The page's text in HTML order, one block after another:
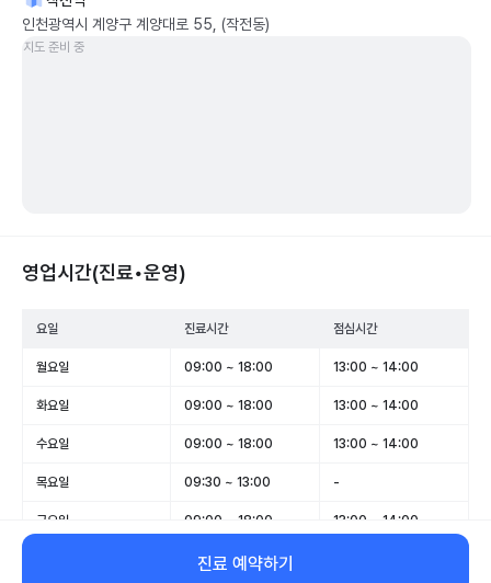
인천광역시 계양구 계양대로 55, (작전동)
지도 준비 중
영업시간(진료•운영)
요일 진료시간 점심시간
월요일 09:00 ~ 18:00 13:00 ~ 14:00
화요일 09:00 ~ 18:00 13:00 ~ 14:00
수요일 09:00 ~ 18:00 13:00 ~ 14:00
목요일 09:30 ~ 13:00 -
금요일 09:00 ~ 18:00 13:00 ~ 14:00
09:00 ~ 13:00
진료 예약하기